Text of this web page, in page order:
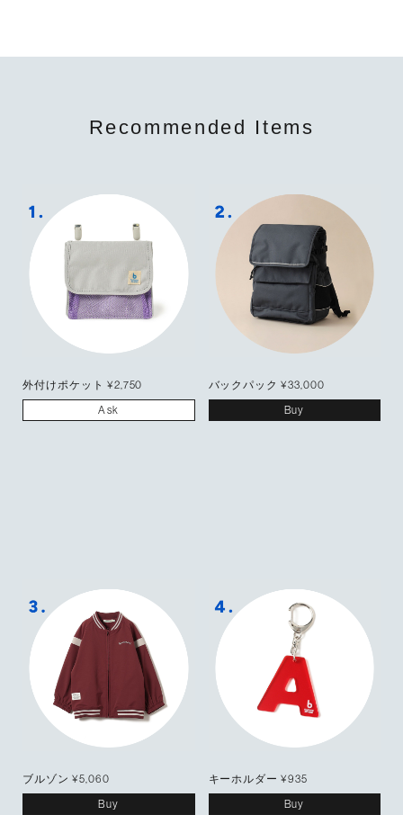
Recommended Items
外付けポケット ¥2,750
Ask
バックパック ¥33,000
Buy
ブルゾン ¥5,060
Buy
キーホルダー ¥935
Buy